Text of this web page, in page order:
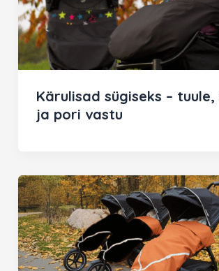
Kärulisad sügiseks – tuule,
ja pori vastu